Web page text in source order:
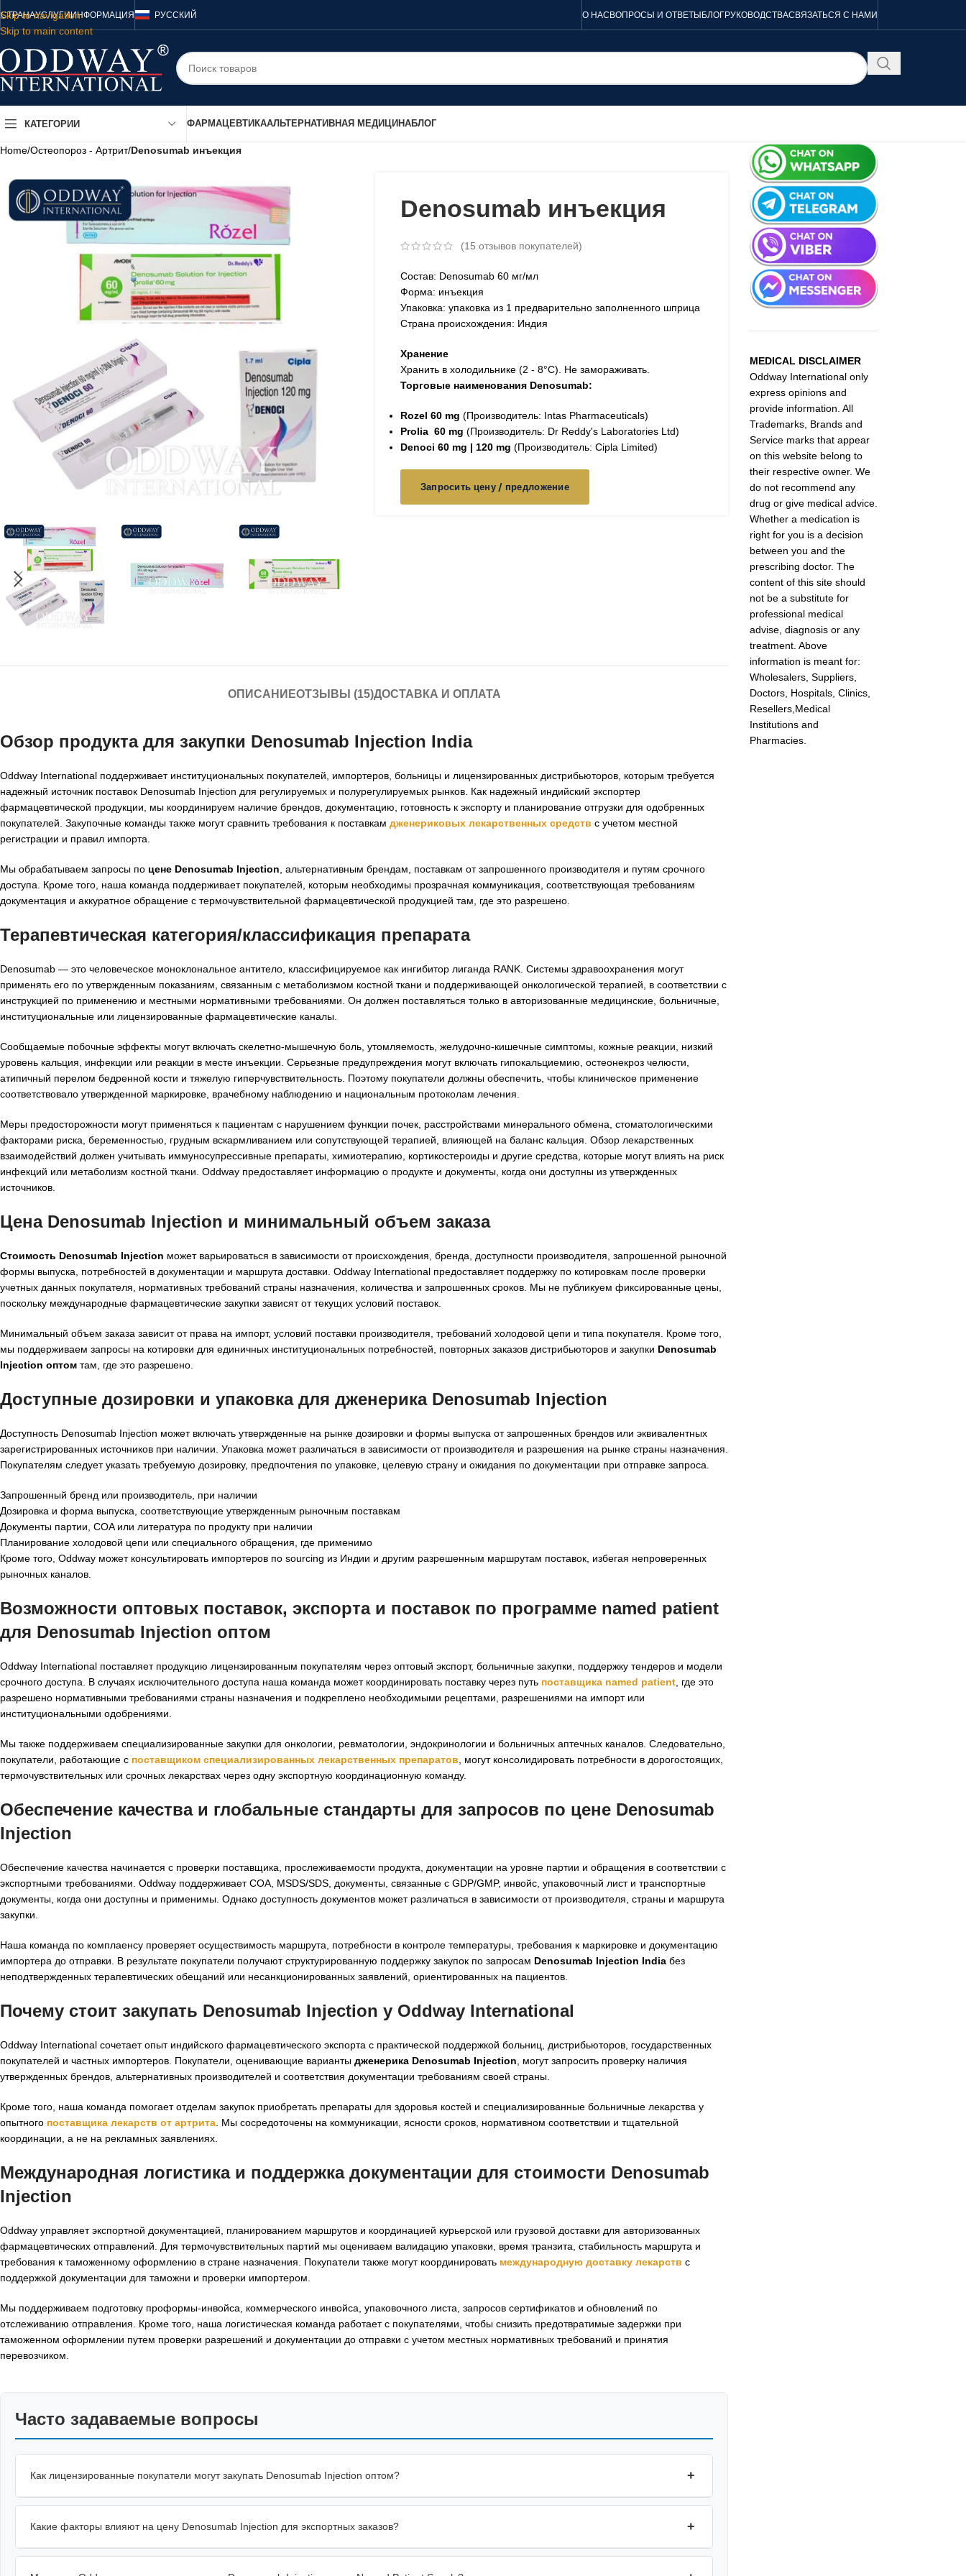
Skip to navigation
Skip to main content
СТРАНАУСЛУГИИНФОРМАЦИЯ РУССКИЙ О НАСВОПРОСЫ И ОТВЕТЫБЛОГРУКОВОДСТВАСВЯЗАТЬСЯ С НАМИ
КАТЕГОРИИ ФАРМАЦЕВТИКААЛЬТЕРНАТИВНАЯ МЕДИЦИНАБЛОГ
Home/Остеопороз - Артрит/Denosumab инъекция
Denosumab инъекция
(15 отзывов покупателей)
Состав: Denosumab 60 мг/мл
Форма: инъекция
Упаковка: упаковка из 1 предварительно заполненного шприца
Страна происхождения: Индия
Хранение
Хранить в холодильнике (2 - 8°C). Не замораживать.
Торговые наименования Denosumab:
Rozel 60 mg (Производитель: Intas Pharmaceuticals)
Prolia 60 mg (Производитель: Dr Reddy's Laboratories Ltd)
Denoci 60 mg | 120 mg (Производитель: Cipla Limited)
Запросить цену / предложение
ОПИСАНИЕОТЗЫВЫ (15)ДОСТАВКА И ОПЛАТА
Обзор продукта для закупки Denosumab Injection India
Oddway International поддерживает институциональных покупателей, импортеров, больницы и лицензированных дистрибьюторов, которым требуется
надежный источник поставок Denosumab Injection для регулируемых и полурегулируемых рынков. Как надежный индийский экспортер
фармацевтической продукции, мы координируем наличие брендов, документацию, готовность к экспорту и планирование отгрузки для одобренных
покупателей. Закупочные команды также могут сравнить требования к поставкам дженериковых лекарственных средств с учетом местной
регистрации и правил импорта.
Мы обрабатываем запросы по цене Denosumab Injection , альтернативным брендам, поставкам от запрошенного производителя и путям срочного
доступа. Кроме того, наша команда поддерживает покупателей, которым необходимы прозрачная коммуникация, соответствующая требованиям
документация и аккуратное обращение с термочувствительной фармацевтической продукцией там, где это разрешено.
Терапевтическая категория/классификация препарата
Denosumab — это человеческое моноклональное антитело, классифицируемое как ингибитор лиганда RANK. Системы здравоохранения могут
применять его по утвержденным показаниям, связанным с метаболизмом костной ткани и поддерживающей онкологической терапией, в соответствии с
инструкцией по применению и местными нормативными требованиями. Он должен поставляться только в авторизованные медицинские, больничные,
институциональные или лицензированные фармацевтические каналы.
Сообщаемые побочные эффекты могут включать скелетно-мышечную боль, утомляемость, желудочно-кишечные симптомы, кожные реакции, низкий
уровень кальция, инфекции или реакции в месте инъекции. Серьезные предупреждения могут включать гипокальциемию, остеонекроз челюсти,
атипичный перелом бедренной кости и тяжелую гиперчувствительность. Поэтому покупатели должны обеспечить, чтобы клиническое применение
соответствовало утвержденной маркировке, врачебному наблюдению и национальным протоколам лечения.
Меры предосторожности могут применяться к пациентам с нарушением функции почек, расстройствами минерального обмена, стоматологическими
факторами риска, беременностью, грудным вскармливанием или сопутствующей терапией, влияющей на баланс кальция. Обзор лекарственных
взаимодействий должен учитывать иммуносупрессивные препараты, химиотерапию, кортикостероиды и другие средства, которые могут влиять на риск
инфекций или метаболизм костной ткани. Oddway предоставляет информацию о продукте и документы, когда они доступны из утвержденных
источников.
Цена Denosumab Injection и минимальный объем заказа
Стоимость Denosumab Injection может варьироваться в зависимости от происхождения, бренда, доступности производителя, запрошенной рыночной
формы выпуска, потребностей в документации и маршрута доставки. Oddway International предоставляет поддержку по котировкам после проверки
учетных данных покупателя, нормативных требований страны назначения, количества и запрошенных сроков. Мы не публикуем фиксированные цены,
поскольку международные фармацевтические закупки зависят от текущих условий поставок.
Минимальный объем заказа зависит от права на импорт, условий поставки производителя, требований холодовой цепи и типа покупателя. Кроме того,
мы поддерживаем запросы на котировки для единичных институциональных потребностей, повторных заказов дистрибьюторов и закупки Denosumab
Injection оптом там, где это разрешено.
Доступные дозировки и упаковка для дженерика Denosumab Injection
Доступность Denosumab Injection может включать утвержденные на рынке дозировки и формы выпуска от запрошенных брендов или эквивалентных
зарегистрированных источников при наличии. Упаковка может различаться в зависимости от производителя и разрешения на рынке страны назначения.
Покупателям следует указать требуемую дозировку, предпочтения по упаковке, целевую страну и ожидания по документации при отправке запроса.
Запрошенный бренд или производитель, при наличии
Дозировка и форма выпуска, соответствующие утвержденным рыночным поставкам
Документы партии, COA или литература по продукту при наличии
Планирование холодовой цепи или специального обращения, где применимо
Кроме того, Oddway может консультировать импортеров по sourcing из Индии и другим разрешенным маршрутам поставок, избегая непроверенных
рыночных каналов.
Возможности оптовых поставок, экспорта и поставок по программе named patient
для Denosumab Injection оптом
Oddway International поставляет продукцию лицензированным покупателям через оптовый экспорт, больничные закупки, поддержку тендеров и модели
срочного доступа. В случаях исключительного доступа наша команда может координировать поставку через путь поставщика named patient , где это
разрешено нормативными требованиями страны назначения и подкреплено необходимыми рецептами, разрешениями на импорт или
институциональными одобрениями.
Мы также поддерживаем специализированные закупки для онкологии, ревматологии, эндокринологии и больничных аптечных каналов. Следовательно,
покупатели, работающие с поставщиком специализированных лекарственных препаратов , могут консолидировать потребности в дорогостоящих,
термочувствительных или срочных лекарствах через одну экспортную координационную команду.
Обеспечение качества и глобальные стандарты для запросов по цене Denosumab
Injection
Обеспечение качества начинается с проверки поставщика, прослеживаемости продукта, документации на уровне партии и обращения в соответствии с
экспортными требованиями. Oddway поддерживает COA, MSDS/SDS, документы, связанные с GDP/GMP, инвойс, упаковочный лист и транспортные
документы, когда они доступны и применимы. Однако доступность документов может различаться в зависимости от производителя, страны и маршрута
закупки.
Наша команда по комплаенсу проверяет осуществимость маршрута, потребности в контроле температуры, требования к маркировке и документацию
импортера до отправки. В результате покупатели получают структурированную поддержку закупок по запросам Denosumab Injection India без
неподтвержденных терапевтических обещаний или несанкционированных заявлений, ориентированных на пациентов.
Почему стоит закупать Denosumab Injection у Oddway International
Oddway International сочетает опыт индийского фармацевтического экспорта с практической поддержкой больниц, дистрибьюторов, государственных
покупателей и частных импортеров. Покупатели, оценивающие варианты дженерика Denosumab Injection , могут запросить проверку наличия
утвержденных брендов, альтернативных производителей и соответствия документации требованиям своей страны.
Кроме того, наша команда помогает отделам закупок приобретать препараты для здоровья костей и специализированные больничные лекарства у
опытного поставщика лекарств от артрита . Мы сосредоточены на коммуникации, ясности сроков, нормативном соответствии и тщательной
координации, а не на рекламных заявлениях.
Международная логистика и поддержка документации для стоимости Denosumab
Injection
Oddway управляет экспортной документацией, планированием маршрутов и координацией курьерской или грузовой доставки для авторизованных
фармацевтических отправлений. Для термочувствительных партий мы оцениваем валидацию упаковки, время транзита, стабильность маршрута и
требования к таможенному оформлению в стране назначения. Покупатели также могут координировать международную доставку лекарств с
поддержкой документации для таможни и проверки импортером.
Мы поддерживаем подготовку проформы-инвойса, коммерческого инвойса, упаковочного листа, запросов сертификатов и обновлений по
отслеживанию отправления. Кроме того, наша логистическая команда работает с покупателями, чтобы снизить предотвратимые задержки при
таможенном оформлении путем проверки разрешений и документации до отправки с учетом местных нормативных требований и принятия
перевозчиком.
Часто задаваемые вопросы
Как лицензированные покупатели могут закупать Denosumab Injection оптом? +
Какие факторы влияют на цену Denosumab Injection для экспортных заказов? +
MEDICAL DISCLAIMER
Oddway International only
express opinions and
provide information. All
Trademarks, Brands and
Service marks that appear
on this website belong to
their respective owner. We
do not recommend any
drug or give medical advice.
Whether a medication is
right for you is a decision
between you and the
prescribing doctor. The
content of this site should
not be a substitute for
professional medical
advise, diagnosis or any
treatment. Above
information is meant for:
Wholesalers, Suppliers,
Doctors, Hospitals, Clinics,
Resellers,Medical
Institutions and
Pharmacies.